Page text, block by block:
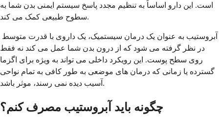
است. این دارو اساساً به تنظیم مجدد پاسخ سیستم ایمنی بدن شما به
سطوح طبیعی کمک می کند.
آبروستیب به عنوان یک درمان سیستمیک، یک داروی با قدرت متوسط ​​
در نظر گرفته می شود که از درون بدن شما عمل می کند نه فقط
روی سطح پوست. این رویکرد داخلی می تواند به ویژه برای اگزما
گسترده یا زمانی که درمان های موضعی به طور کافی به تمام نواحی
آسیب دیده نمی رسند، موثر باشد.
چگونه باید آبروستیب مصرف کنم؟